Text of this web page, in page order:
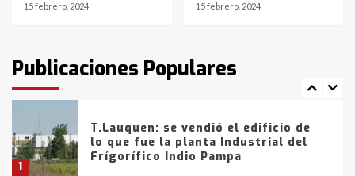
15 febrero, 2024 15 febrero, 2024
Publicaciones Populares
fueron detenidos por
comercialización de drogas en la
tarde del sábado
1
T.Lauquen: se vendió el edificio de
lo que fue la planta Industrial del
Frígorífico Indio Pampa